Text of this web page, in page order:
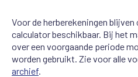
Voor de herberekeningen
calculator beschikbaar. Bij het
over een voorgaande periode
worden gebruikt. Zie voor alle
archief